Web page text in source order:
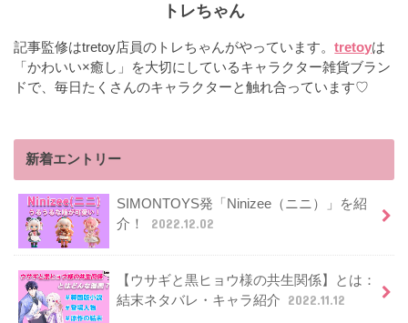
トレちゃん
記事監修はtretoy店員のトレちゃんがやっています。tretoyは
「かわいい×癒し」を大切にしているキャラクター雑貨ブラン
ドで、毎日たくさんのキャラクターと触れ合っています♡
新着エントリー
SIMONTOYS発「Ninizee（ニニ）」を紹
介！
2022.12.02
【ウサギと黒ヒョウ様の共生関係】とは：
結末ネタバレ・キャラ紹介 2022.11.12